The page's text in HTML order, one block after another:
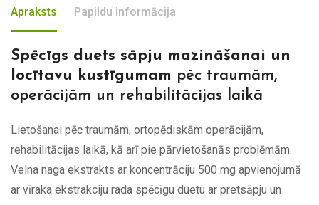
Apraksts Papildu informācija
Spēcīgs duets sāpju mazināšanai un
locītavu kustīgumam pēc traumām,
operācijām un rehabilitācijas laikā
Lietošanai pēc traumām, ortopēdiskām operācijām,
rehabilitācijas laikā, kā arī pie pārvietošanās problēmām.
Velna naga ekstrakts ar koncentrāciju 500 mg apvienojumā
ar vīraka ekstrakciju rada spēcīgu duetu ar pretsāpju un